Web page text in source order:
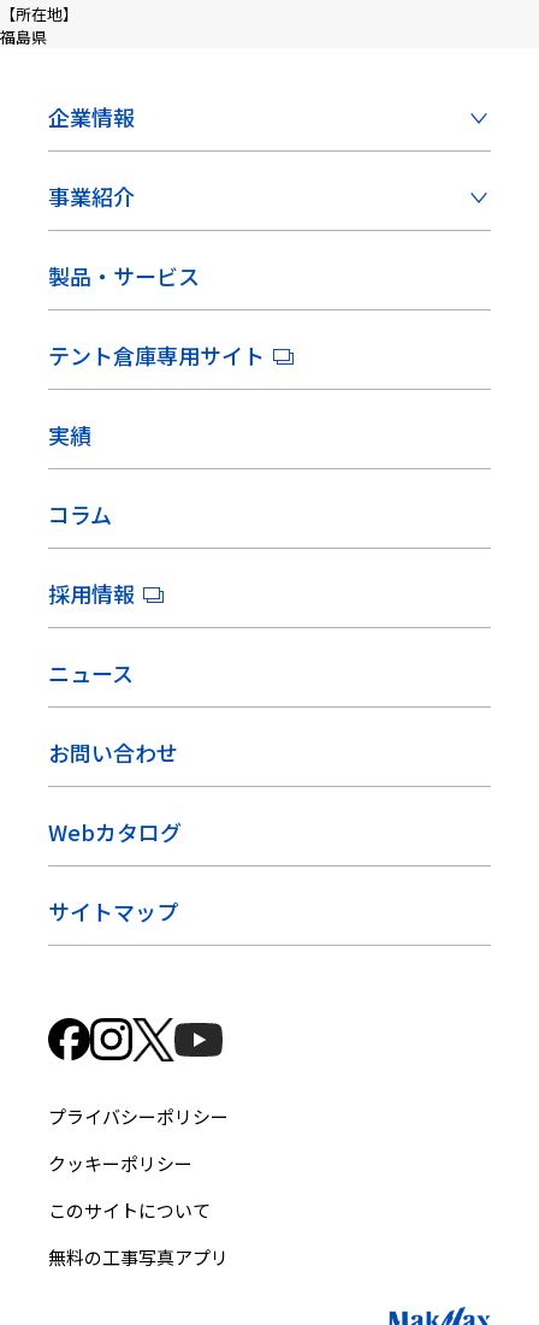
【所在地】
福島県
企業情報
事業紹介
製品・サービス
テント倉庫専用サイト
実績
コラム
採用情報
ニュース
お問い合わせ
Webカタログ
サイトマップ
プライバシーポリシー
クッキーポリシー
このサイトについて
無料の工事写真アプリ